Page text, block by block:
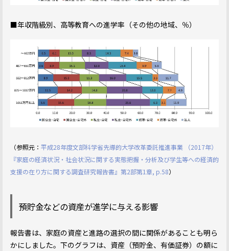
■年収階級別、高等教育への進学率（その他の地域、％）
（参照元： 平成28年度文部科学省先導的大学改革委託推進事業 （2017年）
『家庭の経済状況・社会状況に関する実態把握・分析及び学生等への経済的
支援の在り方に関する調査研究報告書』第2部第1章, p.58）
預貯金などの資産が進学に与える影響
報告書は、家庭の資産と進路の選択の間に関係があることも明ら
かにしました。下のグラフは、資産（預貯金、有価証券）の額に